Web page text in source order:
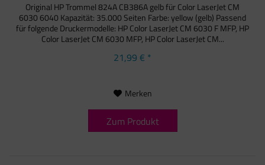
Original HP Trommel 824A CB386A gelb für Color LaserJet CM
6030 6040 Kapazität: 35.000 Seiten Farbe: yellow (gelb) Passend
für folgende Druckermodelle: HP Color LaserJet CM 6030 F MFP, HP
Color LaserJet CM 6030 MFP, HP Color LaserJet CM...
21,99 € *
Merken
Zum Produkt